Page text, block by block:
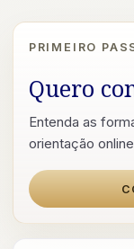
PRIMEIRO
Quero
Entenda as
orientação